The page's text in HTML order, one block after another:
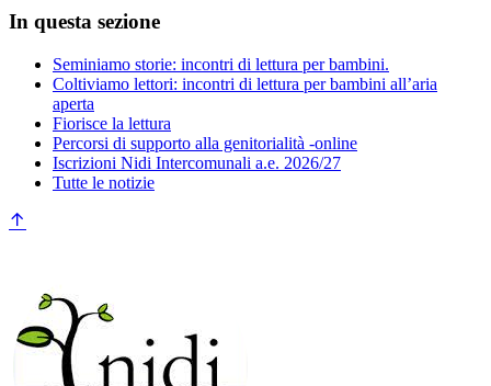
In questa sezione
Seminiamo storie: incontri di lettura per bambini.
Coltiviamo lettori: incontri di lettura per bambini all’aria
aperta
Fiorisce la lettura
Percorsi di supporto alla genitorialità -online
Iscrizioni Nidi Intercomunali a.e. 2026/27
Tutte le notizie